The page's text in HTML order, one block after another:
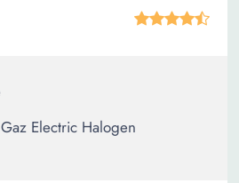
Electric Halogen